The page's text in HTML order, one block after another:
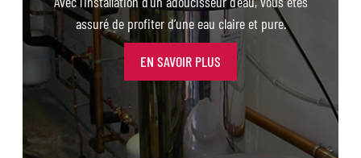
assuré de profiter d’une eau claire et pure.
EN SAVOIR PLUS